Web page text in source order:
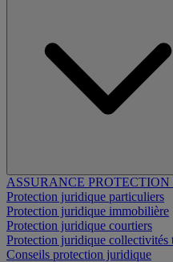
ASSURANCE
Protection juridique particuliers
Protection juridique immobilière
Protection juridique courtiers
Protection juridique collectivités
Conseils protection juridique